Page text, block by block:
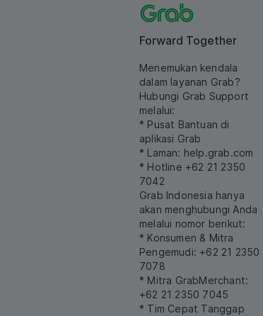
Forward Together
Menemukan kendala
dalam layanan Grab?
Hubungi Grab Support
melalui:
* Pusat Bantuan di
aplikasi Grab
* Laman: help.grab.com
* Hotline +62 21 2350
7042
Grab Indonesia hanya
akan menghubungi Anda
melalui nomor berikut:
* Konsumen & Mitra
Pengemudi: +62 21 2350
7078
* Mitra GrabMerchant:
+62 21 2350 7045
* Tim Cepat Tanggap